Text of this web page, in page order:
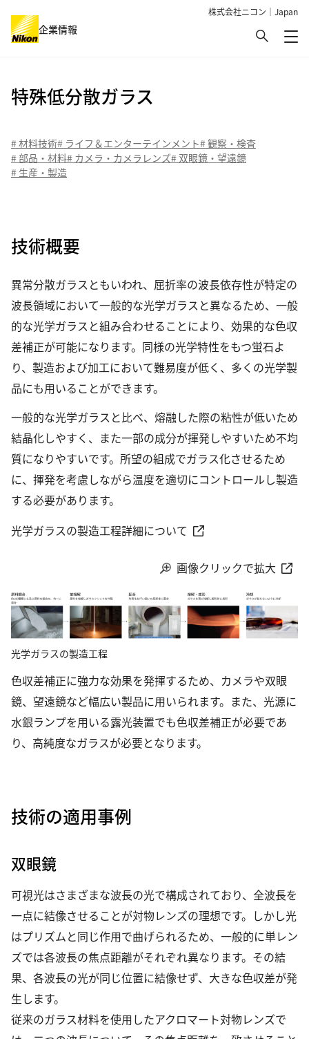
株式会社ニコン｜Japan
企業情報 検索
メ
特殊低分散ガラス
# 材料技術# ライフ＆エンターテインメント# 観察・検査
# 部品・材料# カメラ・カメラレンズ# 双眼鏡・望遠鏡
# 生産・製造
技術概要
異常分散ガラスともいわれ、屈折率の波長依存性が特定の
波長領域において一般的な光学ガラスと異なるため、一般
的な光学ガラスと組み合わせることにより、効果的な色収
差補正が可能になります。同様の光学特性をもつ蛍石よ
り、製造および加工において難易度が低く、多くの光学製
品にも用いることができます。
一般的な光学ガラスと比べ、熔融した際の粘性が低いため
結晶化しやすく、また一部の成分が揮発しやすいため不均
質になりやすいです。所望の組成でガラス化させるため
に、揮発を考慮しながら温度を適切にコントロールし製造
する必要があります。
光学ガラスの製造工程詳細について
画像クリックで拡大
光学ガラスの製造工程
色収差補正に強力な効果を発揮するため、カメラや双眼
鏡、望遠鏡など幅広い製品に用いられます。また、光源に
水銀ランプを用いる露光装置でも色収差補正が必要であ
り、高純度なガラスが必要となります。
技術の適用事例
双眼鏡
可視光はさまざまな波長の光で構成されており、全波長を
一点に結像させることが対物レンズの理想です。しかし光
はプリズムと同じ作用で曲げられるため、一般的に単レン
ズでは各波長の焦点距離がそれぞれ異なります。その結
果、各波長の光が同じ位置に結像せず、大きな色収差が発
生します。
従来のガラス材料を使用したアクロマート対物レンズで